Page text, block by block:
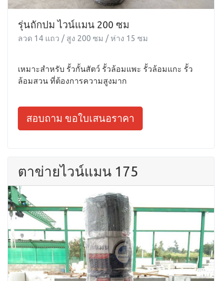
รุ่นถักปม ไวน์แมน 200 ซม
ลวด 14 แถว / สูง 200 ซม / ห่าง 15 ซม
เหมาะสำหรับ รั้วกั้นสัตว์ รั้วล้อมแพะ รั้วล้อมแกะ รั้ว
ล้อมสวน ที่ต้องการความสูงมาก
สอบถาม ขอใบเสนอราคา
ตาข่ายไวน์แมน 175